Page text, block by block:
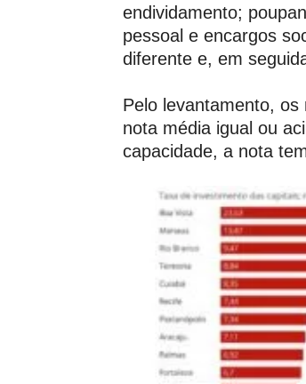
endividamento;
pessoal e encargos
diferente e, em
Pelo levantamento,
nota média igual ou
capacidade, a nota